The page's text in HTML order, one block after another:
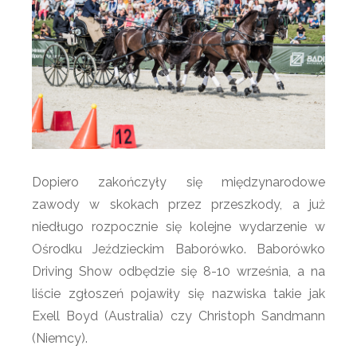
Dopiero zakończyły się międzynarodowe
zawody w skokach przez przeszkody, a już
niedługo rozpocznie się kolejne wydarzenie w
Ośrodku Jeździeckim Baborówko. Baborówko
Driving Show odbędzie się 8-10 września, a na
liście zgłoszeń pojawiły się nazwiska takie jak
Exell Boyd (Australia) czy Christoph Sandmann
(Niemcy).